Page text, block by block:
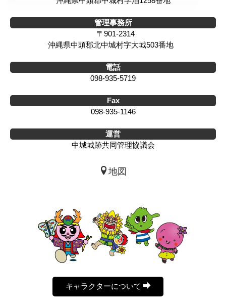
管理事務所
〒901-2314
沖縄県中頭郡北中城村字大城503番地
電話
098-935-5719
Fax
098-935-1146
運営
中城城跡共同管理協議会
地図
キャラクターについて